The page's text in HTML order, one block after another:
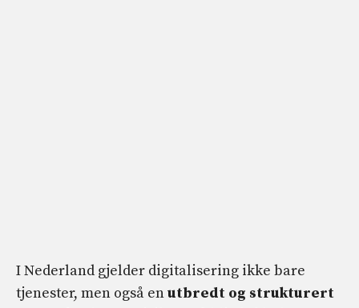
I Nederland gjelder digitalisering ikke bare
tjenester, men også enutbredt og strukturert